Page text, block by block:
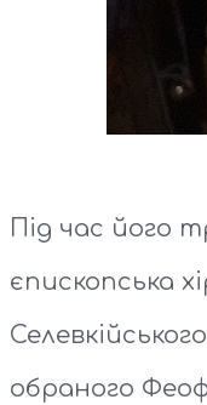
Під час його
єпископська
обраного